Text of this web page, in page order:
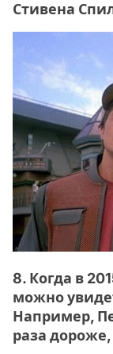
Стивена
8. Когда в
можно
Например,
раза